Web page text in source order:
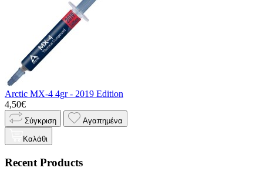
Arctic MX-4 4gr - 2019 Edition
4,50€
Σύγκριση Αγαπημένα
Καλάθι
Recent Products